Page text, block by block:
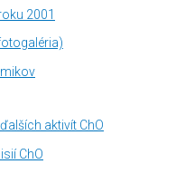
2001
aktivít ChO
ChO